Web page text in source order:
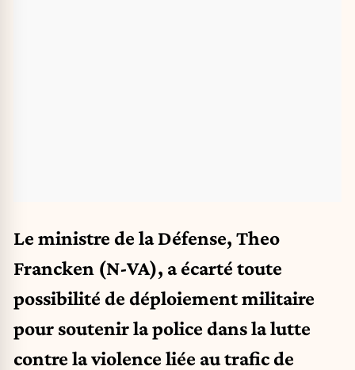
Le ministre de la Défense, Theo
Francken (N-VA), a écarté toute
possibilité de déploiement militaire
pour soutenir la police dans la lutte
contre la violence liée au trafic de